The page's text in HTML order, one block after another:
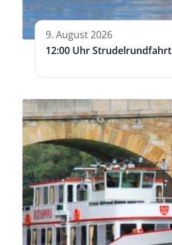
9. August 2026
12:00 Uhr Strudelrundfahrt